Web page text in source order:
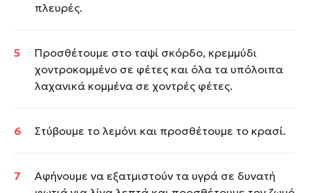
πλευρές.
Προσθέτουμε στο ταψί σκόρδο, κρεμμύδι
χοντροκομμένο σε φέτες και όλα τα υπόλοιπα
λαχανικά κομμένα σε χοντρές φέτες.
Στύβουμε το λεμόνι και προσθέτουμε το κρασί.
Αφήνουμε να εξατμιστούν τα υγρά σε δυνατή